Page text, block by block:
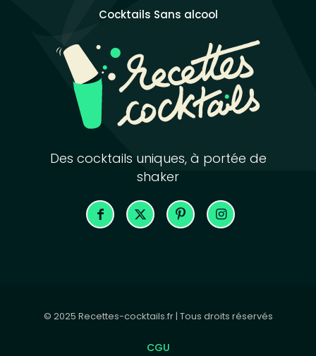
Cocktails Sans alcool
Des cocktails uniques, à portée de
shaker
© 2025 Recettes-cocktails.fr | Tous droits réservés
CGU